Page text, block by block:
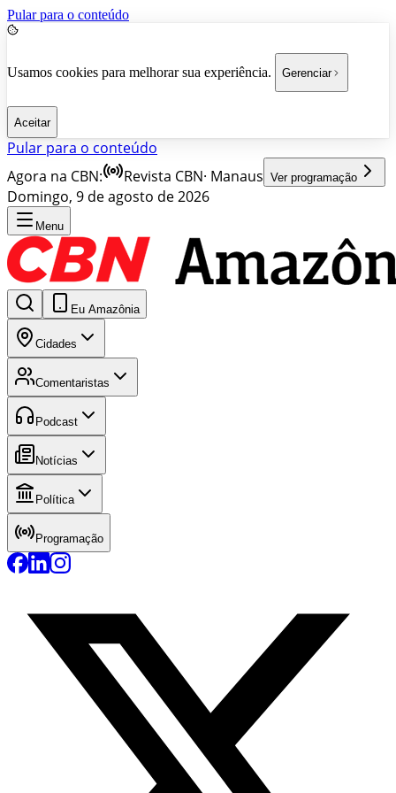
Pular para o conteúdo
Usamos cookies para melhorar sua experiência. Gerenciar
Aceitar
Pular para o conteúdo
Agora na CBN:
Revista CBN· Manaus Ver programação
Domingo, 9 de agosto de 2026
Menu
Eu Amazônia
Cidades
Comentaristas
Podcast
Notícias
Política
Programação